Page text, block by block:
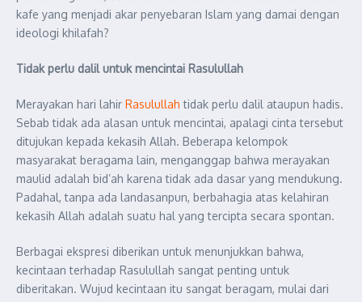
kafe yang menjadi akar penyebaran Islam yang damai dengan
ideologi khilafah?
Tidak perlu dalil untuk mencintai Rasulullah
Merayakan hari lahir Rasulullah tidak perlu dalil ataupun hadis.
Sebab tidak ada alasan untuk mencintai, apalagi cinta tersebut
ditujukan kepada kekasih Allah. Beberapa kelompok
masyarakat beragama lain, menganggap bahwa merayakan
maulid adalah bid’ah karena tidak ada dasar yang mendukung.
Padahal, tanpa ada landasanpun, berbahagia atas kelahiran
kekasih Allah adalah suatu hal yang tercipta secara spontan.
Berbagai ekspresi diberikan untuk menunjukkan bahwa,
kecintaan terhadap Rasulullah sangat penting untuk
diberitakan. Wujud kecintaan itu sangat beragam, mulai dari